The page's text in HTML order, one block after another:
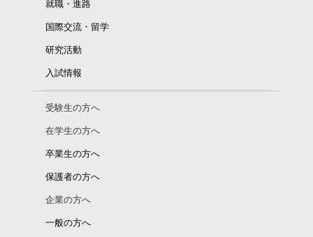
就職・進路
国際交流・留学
研究活動
入試情報
受験生の方へ
在学生の方へ
卒業生の方へ
保護者の方へ
企業の方へ
一般の方へ